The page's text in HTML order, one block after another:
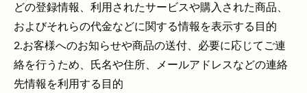
どの登録情報、利用されたサービスや購入された商品、
およびそれらの代金などに関する情報を表示する目的
2.お客様へのお知らせや商品の送付、必要に応じてご連
絡を行うため、氏名や住所、メールアドレスなどの連絡
先情報を利用する目的